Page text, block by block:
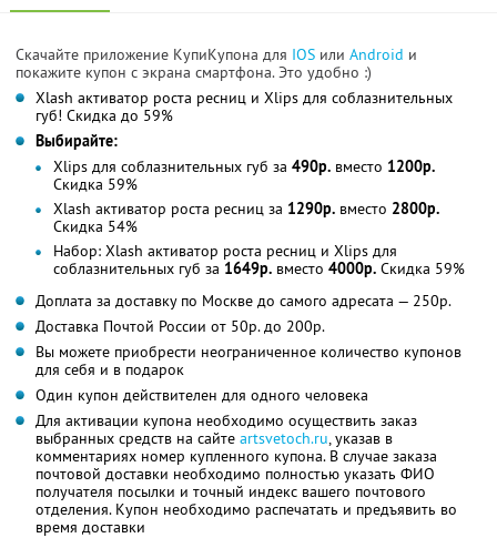
Скачайте приложение КупиКупона для IOS или Android и
покажите купон с экрана смартфона. Это удобно :)
Xlash активатор роста ресниц и Xlips для соблазнительных
губ! Скидка до 59%
Выбирайте:
Xlips для соблазнительных губ за 490р. вместо 1200р.
Скидка 59%
Xlash активатор роста ресниц за 1290р. вместо 2800р.
Скидка 54%
Набор: Xlash активатор роста ресниц и Xlips для
соблазнительных губ за 1649р. вместо 4000р. Скидка 59%
Доплата за доставку по Москве до самого адресата — 250р.
Доставка Почтой России от 50р. до 200р.
Вы можете приобрести неограниченное количество купонов
для себя и в подарок
Один купон действителен для одного человека
Для активации купона необходимо осуществить заказ
выбранных средств на сайте artsvetoch.ru, указав в
комментариях номер купленного купона. В случае заказа
почтовой доставки необходимо полностью указать ФИО
получателя посылки и точный индекс вашего почтового
отделения. Купон необходимо распечатать и предъявить во
время доставки